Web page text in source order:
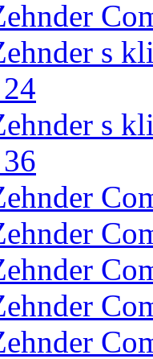
s
s